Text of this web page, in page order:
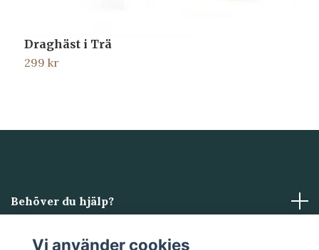
Draghäst i Trä
299 kr
Behöver du hjälp?
Läs mer
Vi använder cookies